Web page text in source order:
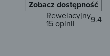
Zobacz dostępność
9.4
Rewelacyjny
15 opinii